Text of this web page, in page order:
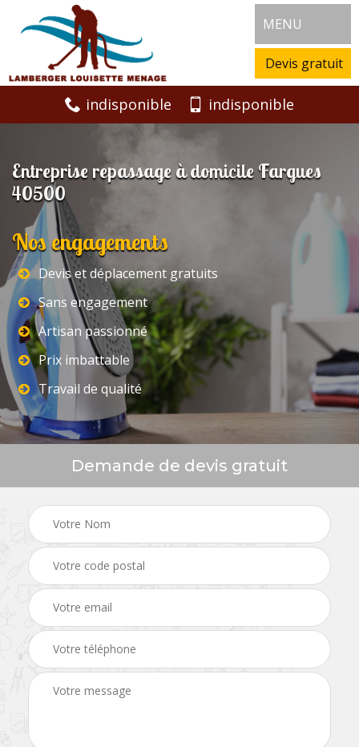
MENU
Devis gratuit
indisponible indisponible
Entreprise repassage à domicile Fargues
40500
Nos engagements
Devis et déplacement gratuits
Sans engagement
Artisan passionné
Prix imbattable
Travail de qualité
Demande de devis gratuit